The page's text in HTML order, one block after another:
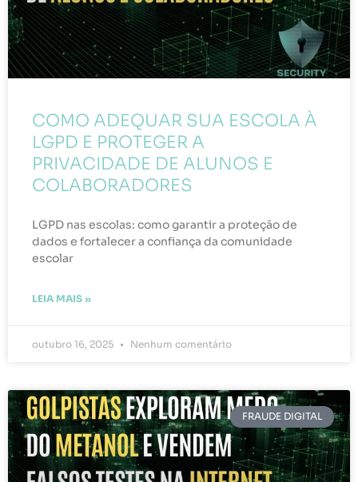
COMO ADEQUAR SUA ESCOLA À
LGPD E PROTEGER A
PRIVACIDADE DE ALUNOS E
COLABORADORES
LGPD nas escolas: como garantir a proteção de
dados e fortalecer a confiança da comunidade
escolar
LEIA MAIS »
outubro 16, 2025 Nenhum comentário
FRAUDE DIGITAL